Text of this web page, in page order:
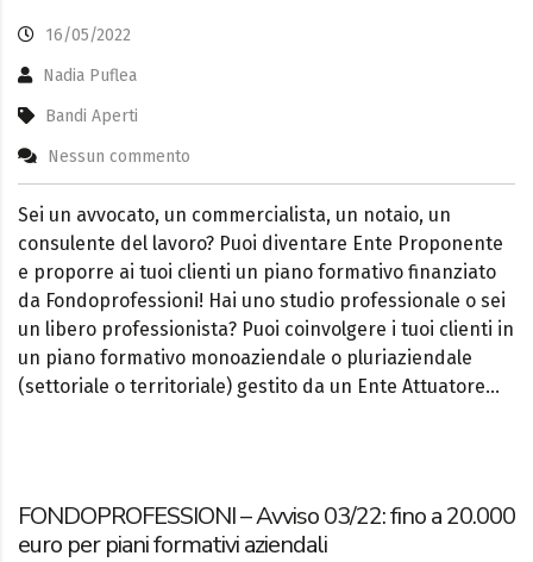
16/05/2022
Nadia Puflea
Bandi Aperti
Nessun commento
Sei un avvocato, un commercialista, un notaio, un
consulente del lavoro? Puoi diventare Ente Proponente
e proporre ai tuoi clienti un piano formativo finanziato
da Fondoprofessioni! Hai uno studio professionale o sei
un libero professionista? Puoi coinvolgere i tuoi clienti in
un piano formativo monoaziendale o pluriaziendale
(settoriale o territoriale) gestito da un Ente Attuatore…
FONDOPROFESSIONI – Avviso 03/22: fino a 20.000
euro per piani formativi aziendali